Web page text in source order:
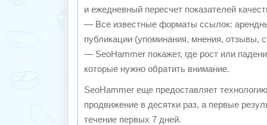
и ежедневный пересчет показателей
— Все известные форматы ссылок:
публикации (упоминания, мнения, отзывы,
— SeoHammer покажет, где рост или
которые нужно обратить внимание.
SeoHammer еще предоставляет
продвижение в десятки раз, а первые
течение первых 7 дней.